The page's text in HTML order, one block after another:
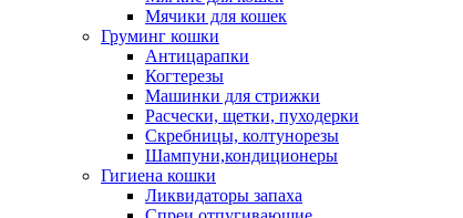
Мячики для кошек
Груминг кошки
Антицарапки
Когтерезы
Машинки для стрижки
Расчески, щетки, пуходерки
Скребницы, колтунорезы
Шампуни,кондиционеры
Гигиена кошки
Ликвидаторы запаха